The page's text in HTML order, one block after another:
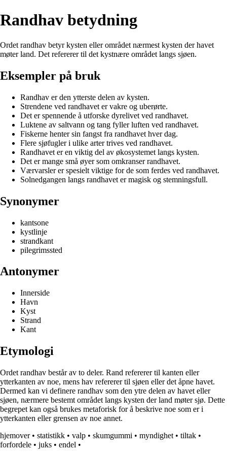
Randhav betydning
Ordet randhav betyr kysten eller området nærmest kysten der havet
møter land. Det refererer til det kystnære området langs sjøen.
Eksempler på bruk
Randhav er den ytterste delen av kysten.
Strendene ved randhavet er vakre og uberørte.
Det er spennende å utforske dyrelivet ved randhavet.
Luktene av saltvann og tang fyller luften ved randhavet.
Fiskerne henter sin fangst fra randhavet hver dag.
Flere sjøfugler i ulike arter trives ved randhavet.
Randhavet er en viktig del av økosystemet langs kysten.
Det er mange små øyer som omkranser randhavet.
Værvarsler er spesielt viktige for de som ferdes ved randhavet.
Solnedgangen langs randhavet er magisk og stemningsfull.
Synonymer
kantsone
kystlinje
strandkant
pilegrimssted
Antonymer
Innerside
Havn
Kyst
Strand
Kant
Etymologi
Ordet randhav består av to deler. Rand refererer til kanten eller
ytterkanten av noe, mens hav refererer til sjøen eller det åpne havet.
Dermed kan vi definere randhav som den ytre delen av havet eller
sjøen, nærmere bestemt området langs kysten der land møter sjø. Dette
begrepet kan også brukes metaforisk for å beskrive noe som er i
ytterkanten eller grensen av noe annet.
hjemover• statistikk • valp • skumgummi • myndighet • tiltak •
forfordele • juks • endel •